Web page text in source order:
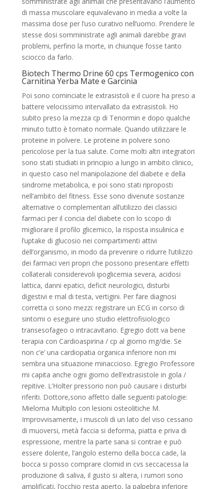
di massa muscolare equivalevano in media a volte la
massima dose per l’uso curativo nell’uomo. Prendere le
stesse dosi somministrate agli animali darebbe gravi
problemi, perfino la morte, in chiunque fosse tanto
sciocco da farlo.
Biotech Thermo Drine 60 cps Termogenico con
Carnitina Yerba Mate e Garcinia
Poi sono cominciate le extrasistoli e il cuore ha preso a
battere velocissimo intervallato da extrasistoli. Ho
subito preso la mezza cp di Tenormin e dopo qualche
minuto tutto è tornato normale. Quando utilizzare le
proteine in polvere. Le proteine in polvere sono
pericolose per la tua salute. Come molti altri integratori
sono stati studiati in principio a lungo in ambito clinico,
in questo caso nel manipolazione del diabete e della
sindrome metabolica, e poi sono stati riproposti
nell’ambito del fitness. Esse sono divenute sostanze
alternative o complementari all’utilizzo dei classici
farmaci per il concia del diabete con lo scopo di
migliorare il profilo glicemico, la risposta insulinica e
l’uptake di glucosio nei compartimenti attivi
dell’organismo, in modo da prevenire o ridurre l’utilizzo
dei farmaci veri propri che possono presentare effetti
collaterali considerevoli ipoglicemia severa, acidosi
lattica, danni epatici, deficit neurologici, disturbi
digestivi e mal di testa, vertigini. Per fare diagnosi
corretta ci sono mezzi: registrare un ECG in corso di
sintomi o eseguire uno studio elettrofisiologico
transesofageo o intracavitario. Egregio dott va bene
terapia con Cardioaspirina / cp al giorno mg/die. Se
non c’e’ una cardiopatia organica inferiore non mi
sembra una situazione minaccioso. Egregio Professore
mi capita anche ogni giorno dell’extrasistole in gola /
repitive. L’Holter pressorio non può causare i disturbi
riferiti. Dottore,sono affetto dalle seguenti patologie:
Mieloma Multiplo con lesioni osteolitiche M.
Improvvisamente, i muscoli di un lato del viso cessano
di muoversi, metà faccia si deforma, piatta e priva di
espressione, mentre la parte sana si contrae e può
essere dolente, l’angolo esterno della bocca cade, la
bocca si posso comprare clomid in cvs seccacessa la
produzione di saliva, il gusto si altera, i rumori sono
amplificati, l’occhio resta aperto, la palpebra inferiore